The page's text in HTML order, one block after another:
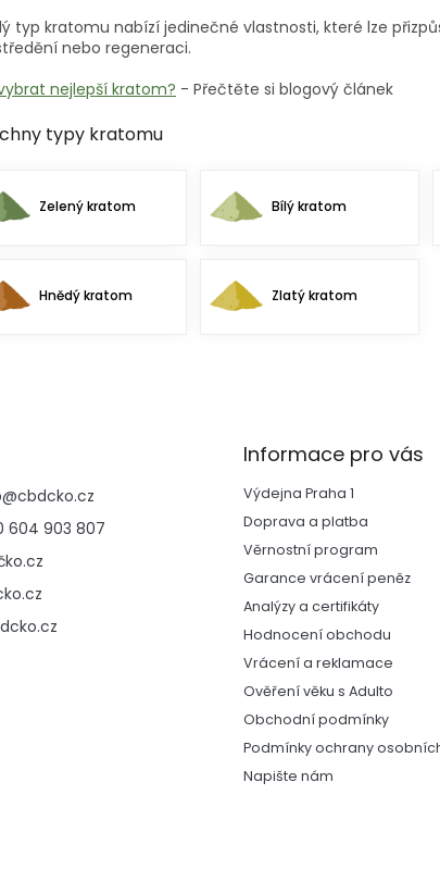
typ kratomu nabízí jedinečné vlastnosti, které lze
nebo regeneraci.
nejlepší kratom? - Přečtěte si blogový článek
typy kratomu
Zelený kratom Bílý kratom
Hnědý kratom Zlatý kratom
@cbdcko.cz
604 903 807
Informace pro vás
Výdejna Praha 1
Doprava a platba
Věrnostní program
Garance vrácení peněz
Analýzy a certifikáty
Hodnocení obchodu
Vrácení a reklamace
Ověření věku s Adulto
Obchodní podmínky
Podmínky ochrany
Napište nám